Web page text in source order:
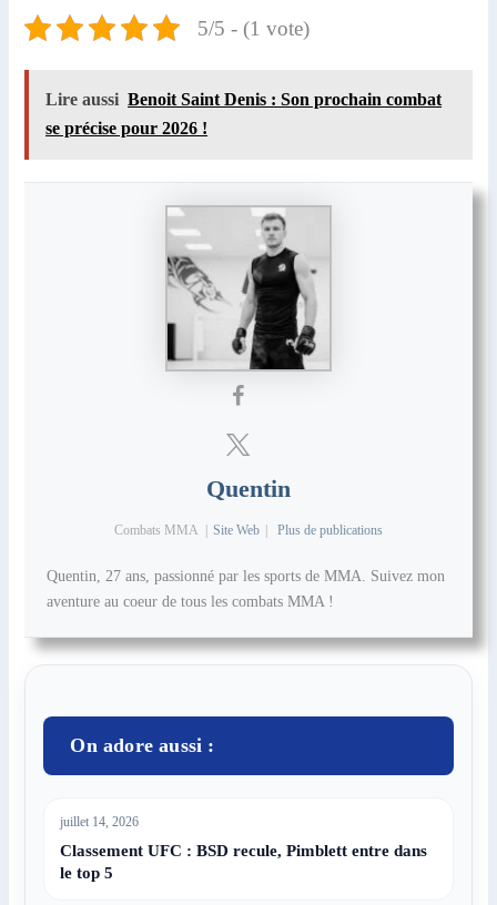
5/5 - (1 vote)
Lire aussi Benoit Saint Denis : Son prochain combat
se précise pour 2026 !
Quentin
Combats MMA | Site Web | Plus de publications
Quentin, 27 ans, passionné par les sports de MMA. Suivez mon
aventure au coeur de tous les combats MMA !
On adore aussi :
juillet 14, 2026
Classement UFC : BSD recule, Pimblett entre dans
le top 5